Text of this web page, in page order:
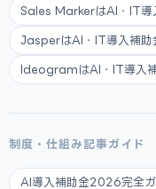
Sales MarkerはAI・IT導
JasperはAI・IT導入補助
IdeogramはAI・IT導入
制度・仕組み記事ガイド
AI導入補助金2026完全ガ